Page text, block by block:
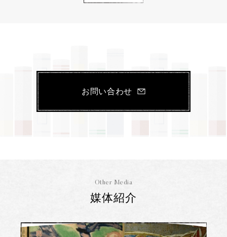
お問い合わせ
Other Media
媒体紹介